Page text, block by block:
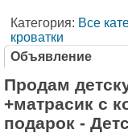
Категория: Все
кроватки
Объявление
Продам
+матрасик с
подарок -